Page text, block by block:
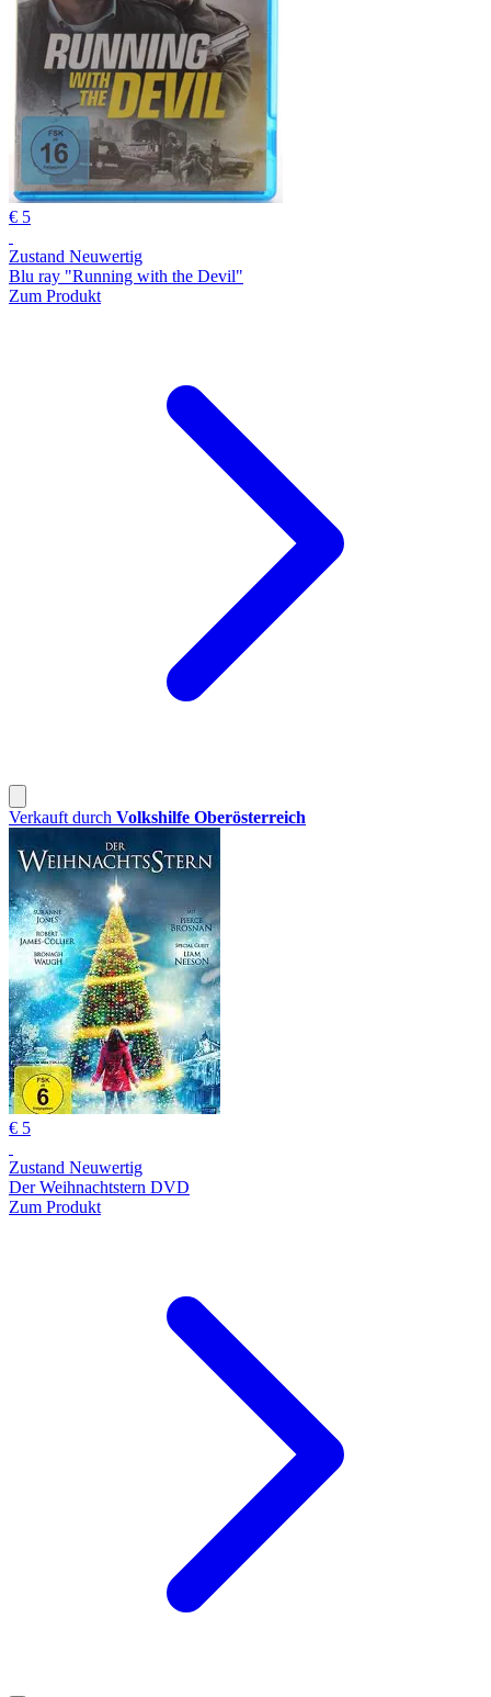
€ 5
Zustand Neuwertig
Blu ray "Running with the Devil"
Zum Produkt
Verkauft durch Volkshilfe Oberösterreich
€ 5
Zustand Neuwertig
Der Weihnachtstern DVD
Zum Produkt